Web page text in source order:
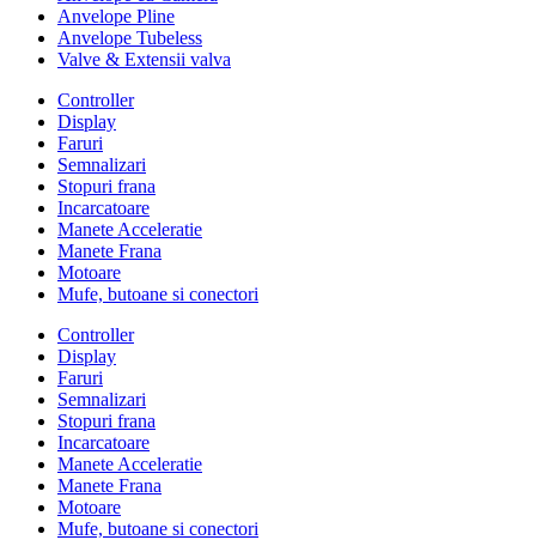
Anvelope Pline
Anvelope Tubeless
Valve & Extensii valva
Controller
Display
Faruri
Semnalizari
Stopuri frana
Incarcatoare
Manete Acceleratie
Manete Frana
Motoare
Mufe, butoane si conectori
Controller
Display
Faruri
Semnalizari
Stopuri frana
Incarcatoare
Manete Acceleratie
Manete Frana
Motoare
Mufe, butoane si conectori